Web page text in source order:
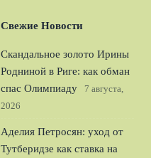
Свежие Новости
Скандальное золото Ирины
Родниной в Риге: как обман
спас Олимпиаду
7 августа,
2026
Аделия Петросян: уход от
Тутберидзе как ставка на